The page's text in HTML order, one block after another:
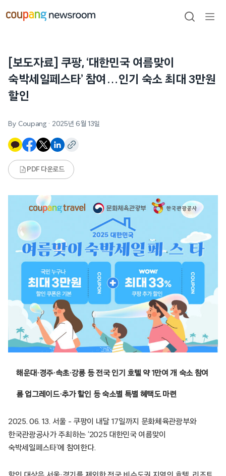
건너뛰기
검색
[보도자료] 쿠팡, ‘대한민국 여름맞이
숙박세일페스타’ 참여…인기 숙소 최대 3만원
할인
By Coupang · 2025년 6월 13일
PDF 다운로드
해운대·경주·속초·강릉 등 전국 인기 호텔 약 1만여 개 숙소 참여
룸 업그레이드·추가 할인 등 숙소별 특별 혜택도 마련
2025. 06. 13. 서울 – 쿠팡이 내달 17일까지 문화체육관광부와
한국관광공사가 주최하는 ‘2025 대한민국 여름맞이
숙박세일페스타’에 참여한다.